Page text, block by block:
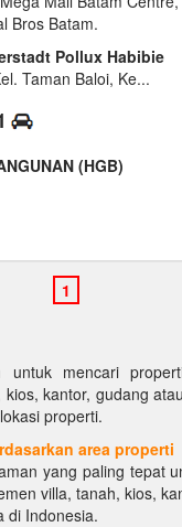
Bros Batam.
Pollux Habibie
Taman Baloi, Ke...
(HGB)
mencari
kantor, gudang
properti.
area properti
yang paling tepat
villa, tanah, kios,
di Indonesia.